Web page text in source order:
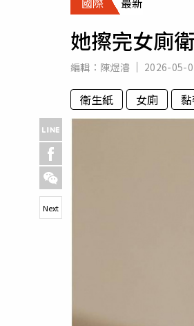
她擦完女廁
編輯： 陳煜濬 2026-05-
衛生紙 女廁
Next